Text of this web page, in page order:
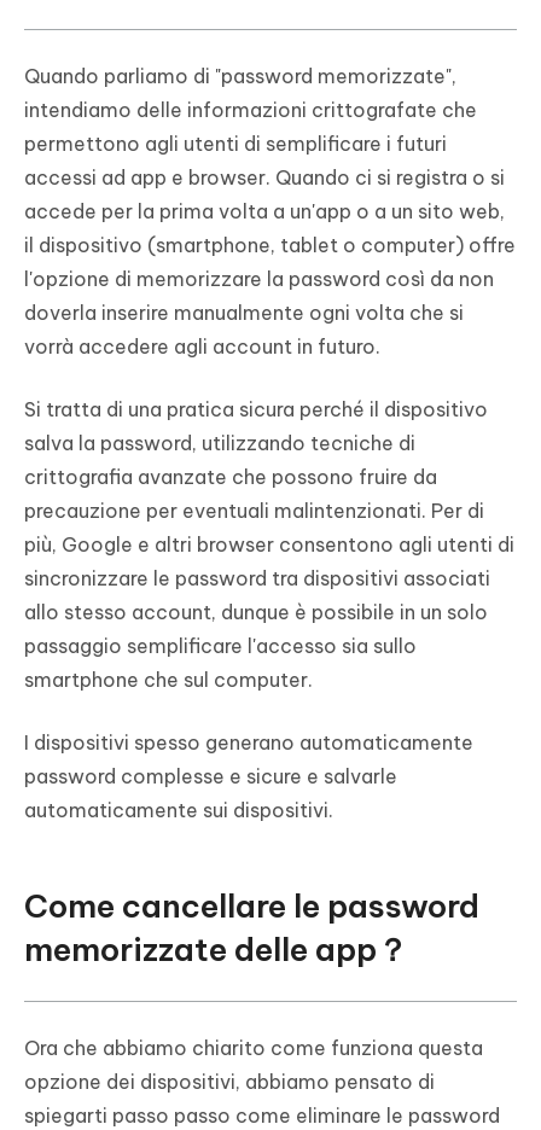
Quando parliamo di "password memorizzate",
intendiamo delle informazioni crittografate che
permettono agli utenti di semplificare i futuri
accessi ad app e browser. Quando ci si registra o si
accede per la prima volta a un'app o a un sito web,
il dispositivo (smartphone, tablet o computer) offre
l'opzione di memorizzare la password così da non
doverla inserire manualmente ogni volta che si
vorrà accedere agli account in futuro.
Si tratta di una pratica sicura perché il dispositivo
salva la password, utilizzando tecniche di
crittografia avanzate che possono fruire da
precauzione per eventuali malintenzionati. Per di
più, Google e altri browser consentono agli utenti di
sincronizzare le password tra dispositivi associati
allo stesso account, dunque è possibile in un solo
passaggio semplificare l'accesso sia sullo
smartphone che sul computer.
I dispositivi spesso generano automaticamente
password complesse e sicure e salvarle
automaticamente sui dispositivi.
Come cancellare le password
memorizzate delle app？
Ora che abbiamo chiarito come funziona questa
opzione dei dispositivi, abbiamo pensato di
spiegarti passo passo come eliminare le password